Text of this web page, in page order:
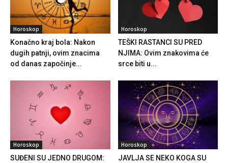
Horoskop
Konačno kraj bola: Nakon
dugih patnji, ovim znacima
od danas započinje...
Horoskop
TEŠKI RASTANCI SU PRED
NJIMA: Ovim znakovima će
srce biti u...
Horoskop
SUĐENI SU JEDNO DRUGOM:
Horoskop
JAVLJA SE NEKO KOGA SU